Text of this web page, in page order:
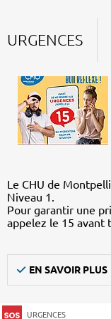
URGENCES
Le CHU de
Niveau 1.
Pour garantir une
appelez le 15 avant
EN SAVOIR PLUS
URGENCES